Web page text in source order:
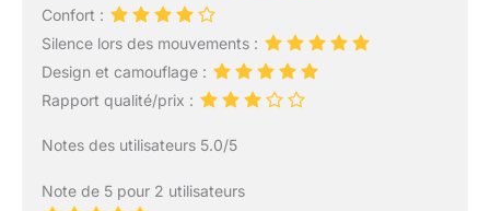
Confort :
Silence lors des mouvements :
Design et camouflage :
Rapport qualité/prix :
Notes des utilisateurs 5.0/5
Note de 5 pour 2 utilisateurs